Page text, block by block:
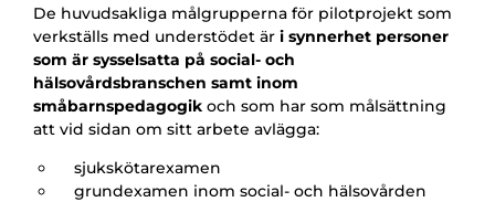
De huvudsakliga målgrupperna för pilotprojekt som
verkställs med understödet är i synnerhet personer
som är sysselsatta på social- och
hälsovårdsbranschen samt inom
småbarnspedagogik och som har som målsättning
att vid sidan om sitt arbete avlägga:
sjukskötarexamen
grundexamen inom social- och hälsovården